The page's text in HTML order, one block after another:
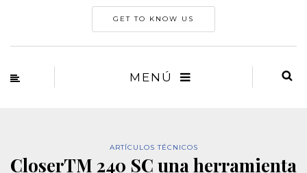
GET TO KNOW US
MENÚ
ARTÍCULOS TÉCNICOS
CloserTM 240 SC una herramienta